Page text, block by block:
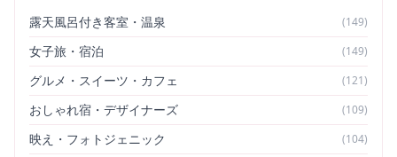
露天風呂付き客室・温泉 (149)
女子旅・宿泊 (149)
グルメ・スイーツ・カフェ (121)
おしゃれ宿・デザイナーズ (109)
映え・フォトジェニック (104)